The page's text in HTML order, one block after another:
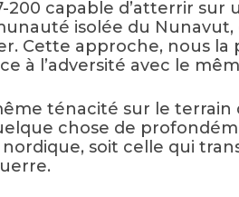
capable d’atterrir sur
isolée du
Cette approche, nous
à l’adversité avec le
ténacité sur le terrain
chose de
nordique, soit celle qui